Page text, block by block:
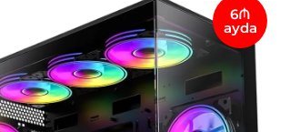
6₼
ayda